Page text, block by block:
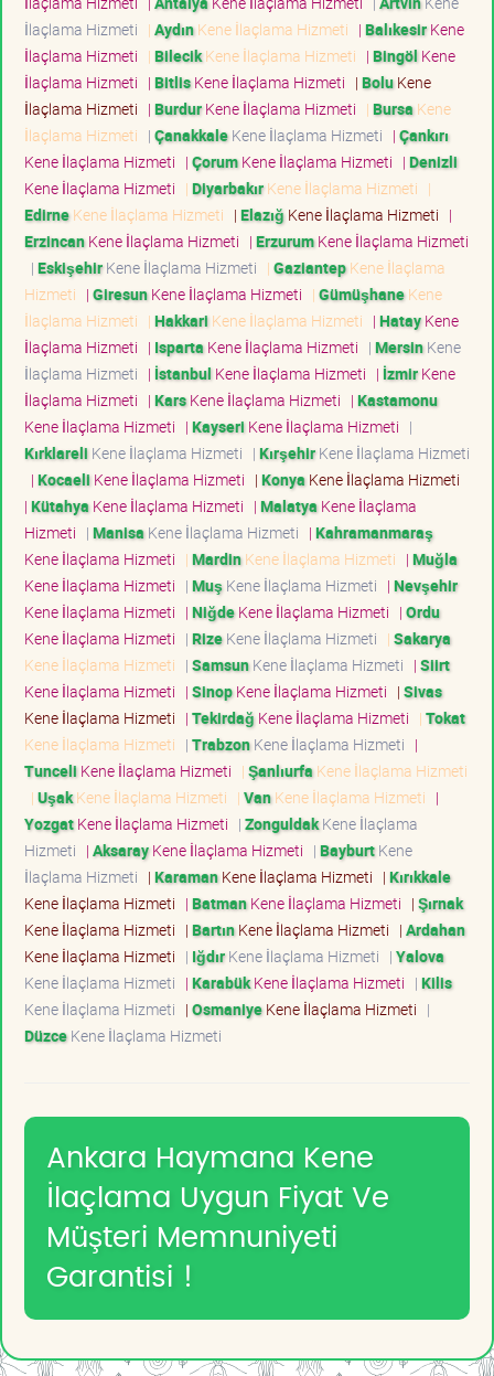
İlaçlama Hizmeti | AydınKene İlaçlama Hizmeti | BalıkesirKene
İlaçlama Hizmeti | BilecikKene İlaçlama Hizmeti | Bingöl Kene
İlaçlama Hizmeti | BitlisKene İlaçlama Hizmeti | BoluKene
İlaçlama Hizmeti | BurdurKene İlaçlama Hizmeti | Bursa Kene
İlaçlama Hizmeti | ÇanakkaleKene İlaçlama Hizmeti | Çankırı
Kene İlaçlama Hizmeti | ÇorumKene İlaçlama Hizmeti | Denizli
Kene İlaçlama Hizmeti | DiyarbakırKene İlaçlama Hizmeti |
EdirneKene İlaçlama Hizmeti | Elazığ Kene İlaçlama Hizmeti |
ErzincanKene İlaçlama Hizmeti | ErzurumKene İlaçlama Hizmeti
| EskişehirKene İlaçlama Hizmeti | GaziantepKene İlaçlama
Hizmeti | GiresunKene İlaçlama Hizmeti | GümüşhaneKene
İlaçlama Hizmeti | Hakkari Kene İlaçlama Hizmeti | HatayKene
İlaçlama Hizmeti | Isparta Kene İlaçlama Hizmeti | MersinKene
İlaçlama Hizmeti | İstanbul Kene İlaçlama Hizmeti | İzmirKene
İlaçlama Hizmeti | KarsKene İlaçlama Hizmeti | Kastamonu
Kene İlaçlama Hizmeti | Kayseri Kene İlaçlama Hizmeti |
Kırklareli Kene İlaçlama Hizmeti | KırşehirKene İlaçlama Hizmeti
| Kocaeli Kene İlaçlama Hizmeti | Konya Kene İlaçlama Hizmeti
| Kütahya Kene İlaçlama Hizmeti | Malatya Kene İlaçlama
Hizmeti | Manisa Kene İlaçlama Hizmeti | Kahramanmaraş
Kene İlaçlama Hizmeti | MardinKene İlaçlama Hizmeti | Muğla
Kene İlaçlama Hizmeti | Muş Kene İlaçlama Hizmeti | Nevşehir
Kene İlaçlama Hizmeti | NiğdeKene İlaçlama Hizmeti | Ordu
Kene İlaçlama Hizmeti | RizeKene İlaçlama Hizmeti | Sakarya
Kene İlaçlama Hizmeti | SamsunKene İlaçlama Hizmeti | Siirt
Kene İlaçlama Hizmeti | SinopKene İlaçlama Hizmeti | Sivas
Kene İlaçlama Hizmeti | Tekirdağ Kene İlaçlama Hizmeti | Tokat
Kene İlaçlama Hizmeti | TrabzonKene İlaçlama Hizmeti |
Tunceli Kene İlaçlama Hizmeti | Şanlıurfa Kene İlaçlama Hizmeti
| UşakKene İlaçlama Hizmeti | VanKene İlaçlama Hizmeti |
YozgatKene İlaçlama Hizmeti | ZonguldakKene İlaçlama
Hizmeti | AksarayKene İlaçlama Hizmeti | BayburtKene
İlaçlama Hizmeti | KaramanKene İlaçlama Hizmeti | Kırıkkale
Kene İlaçlama Hizmeti | BatmanKene İlaçlama Hizmeti | Şırnak
Kene İlaçlama Hizmeti | BartınKene İlaçlama Hizmeti | Ardahan
Kene İlaçlama Hizmeti | IğdırKene İlaçlama Hizmeti | Yalova
Kene İlaçlama Hizmeti | KarabükKene İlaçlama Hizmeti | Kilis
Kene İlaçlama Hizmeti | OsmaniyeKene İlaçlama Hizmeti |
DüzceKene İlaçlama Hizmeti
Ankara Haymana Kene
İlaçlama Uygun Fiyat Ve
Müşteri Memnuniyeti
Garantisi !